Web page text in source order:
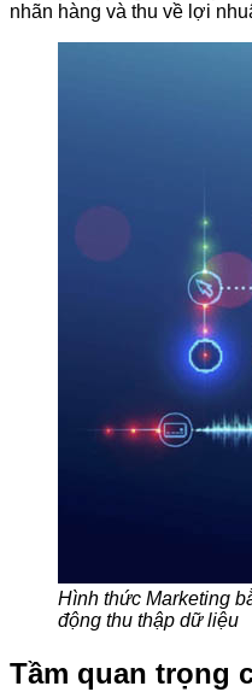
nhãn hàng và thu về lợi
Hình thức Marketing
động thu thập dữ liệu
Tầm quan trọng